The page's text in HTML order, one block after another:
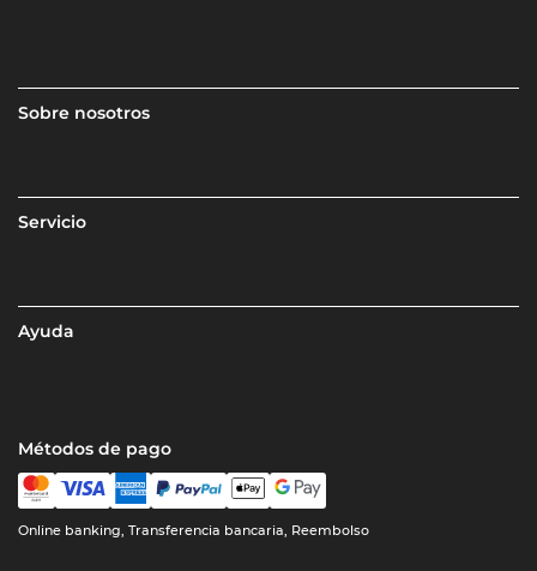
Sobre nosotros
Servicio
Ayuda
Métodos de pago
Online banking, Transferencia bancaria, Reembolso